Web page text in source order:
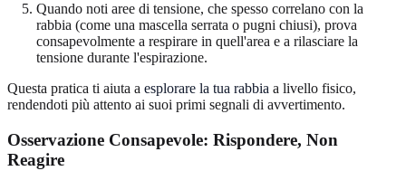
Quando noti aree di tensione, che spesso correlano con la
rabbia (come una mascella serrata o pugni chiusi), prova
consapevolmente a respirare in quell'area e a rilasciare la
tensione durante l'espirazione.
Questa pratica ti aiuta a esplorare la tua rabbia a livello fisico,
rendendoti più attento ai suoi primi segnali di avvertimento.
Osservazione Consapevole: Rispondere, Non
Reagire